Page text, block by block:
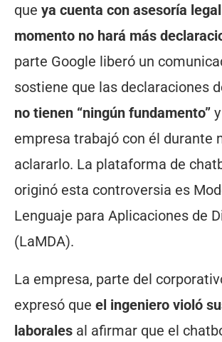
que ya cuenta con asesoría
momento no hará más
parte Google liberó un
sostiene que las declaraciones
no tienen “ningún fundamento”
empresa trabajó con él durante
aclararlo. La plataforma de
originó esta controversia es
Lenguaje para Aplicaciones de
(LaMDA).
La empresa, parte del
expresó que el ingeniero violó
laborales al afirmar que el